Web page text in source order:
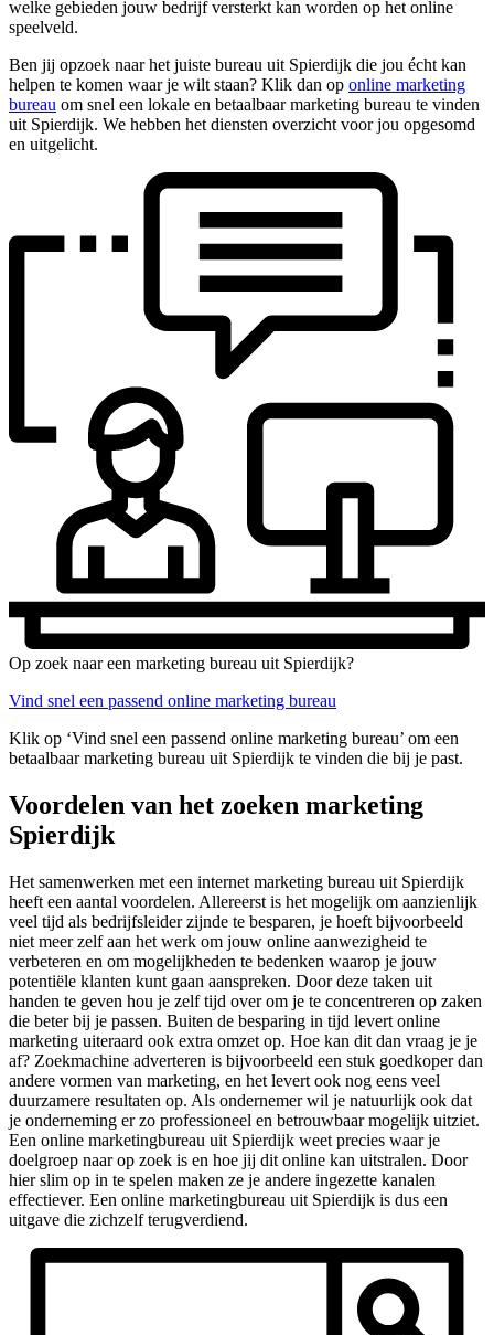
welke gebieden jouw bedrijf versterkt kan worden op het online
speelveld.
Ben jij opzoek naar het juiste bureau uit Spierdijk die jou écht kan
helpen te komen waar je wilt staan? Klik dan op online marketing
bureau om snel een lokale en betaalbaar marketing bureau te vinden
uit Spierdijk. We hebben het diensten overzicht voor jou opgesomd
en uitgelicht.
Op zoek naar een marketing bureau uit Spierdijk?
Vind snel een passend online marketing bureau
Klik op ‘Vind snel een passend online marketing bureau’ om een
betaalbaar marketing bureau uit Spierdijk te vinden die bij je past.
Voordelen van het zoeken marketing
Spierdijk
Het samenwerken met een internet marketing bureau uit Spierdijk
heeft een aantal voordelen. Allereerst is het mogelijk om aanzienlijk
veel tijd als bedrijfsleider zijnde te besparen, je hoeft bijvoorbeeld
niet meer zelf aan het werk om jouw online aanwezigheid te
verbeteren en om mogelijkheden te bedenken waarop je jouw
potentiële klanten kunt gaan aanspreken. Door deze taken uit
handen te geven hou je zelf tijd over om je te concentreren op zaken
die beter bij je passen. Buiten de besparing in tijd levert online
marketing uiteraard ook extra omzet op. Hoe kan dit dan vraag je je
af? Zoekmachine adverteren is bijvoorbeeld een stuk goedkoper dan
andere vormen van marketing, en het levert ook nog eens veel
duurzamere resultaten op. Als ondernemer wil je natuurlijk ook dat
je onderneming er zo professioneel en betrouwbaar mogelijk uitziet.
Een online marketingbureau uit Spierdijk weet precies waar je
doelgroep naar op zoek is en hoe jij dit online kan uitstralen. Door
hier slim op in te spelen maken ze je andere ingezette kanalen
effectiever. Een online marketingbureau uit Spierdijk is dus een
uitgave die zichzelf terugverdiend.